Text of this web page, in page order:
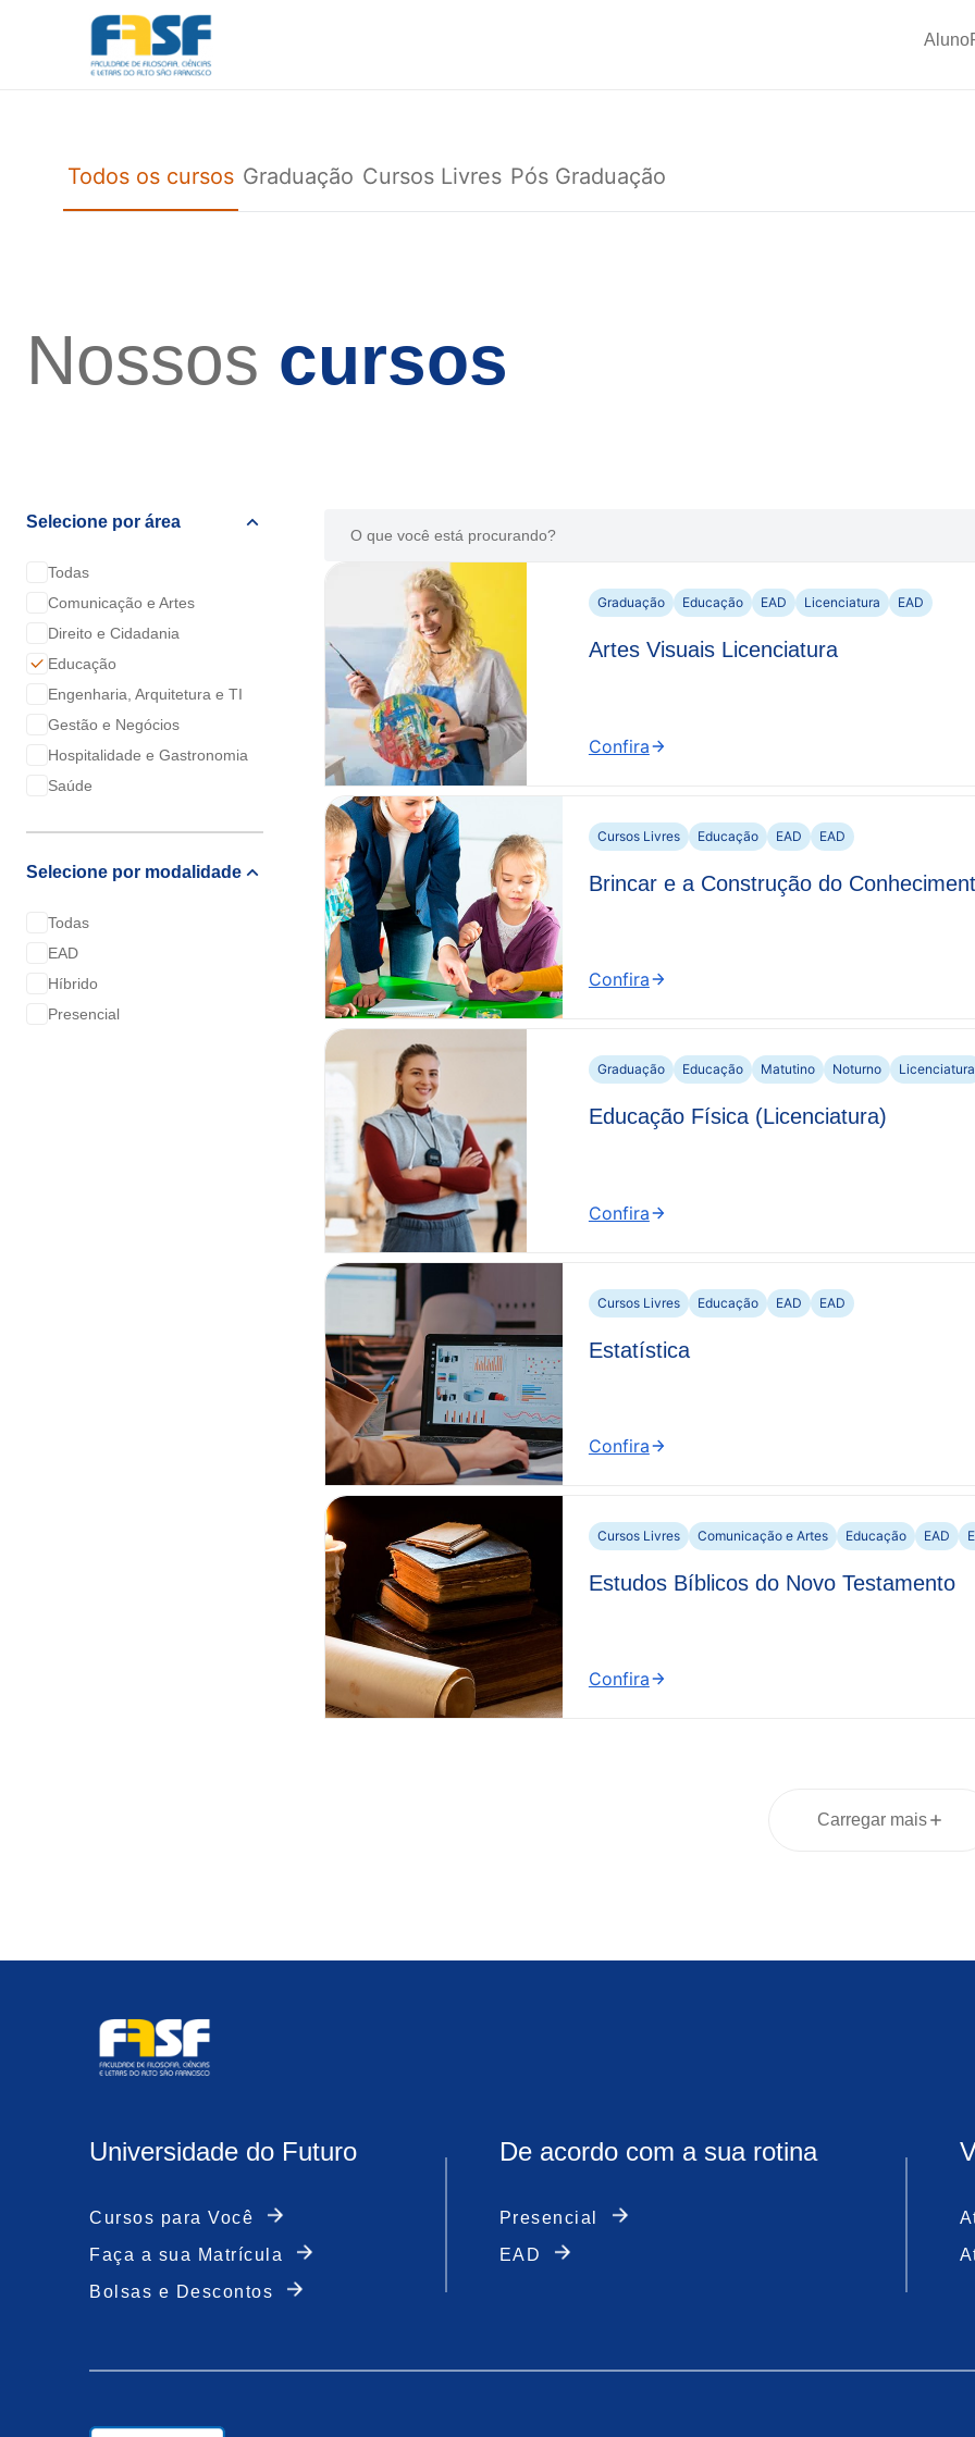
Aluno
Todos os cursos Graduação Cursos Livres Pós Graduação
Nossos cursos
Selecione por área
Todas
Comunicação e Artes
Direito e Cidadania
Educação
Engenharia, Arquitetura e TI
Gestão e Negócios
Hospitalidade e Gastronomia
Saúde
Selecione por modalidade
Todas
EAD
Híbrido
Presencial
Graduação Educação EAD Licenciatura EAD
Artes Visuais Licenciatura
Confira
:
Licenciatura
Cursos Livres Educação EAD EAD
Brincar e a Construção do
Confira
:
a
do
Graduação Educação Matutino Noturno Licenciatura
Educação Física (Licenciatura)
Confira
:
(Licenciatura)
Cursos Livres Educação EAD EAD
Estatística
Confira
:
Cursos Livres Comunicação e Artes Educação EAD
Estudos Bíblicos do Novo Testamento
Confira
:
Carregar mais
Universidade do Futuro
Cursos para Você
Faça a sua Matrícula
Bolsas e Descontos
De acordo com a sua rotina
Presencial
EAD